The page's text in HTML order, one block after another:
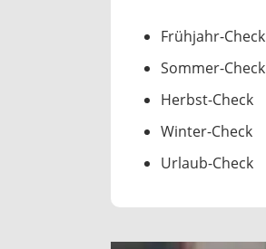
Frühjahr-Check
Sommer-Check
Herbst-Check
Winter-Check
Urlaub-Check